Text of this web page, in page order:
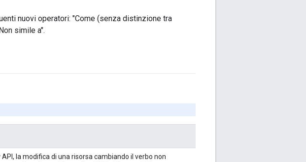
nuovi operatori: "Come (senza distinzione tra
simile a".
la modifica di una risorsa cambiando il verbo non